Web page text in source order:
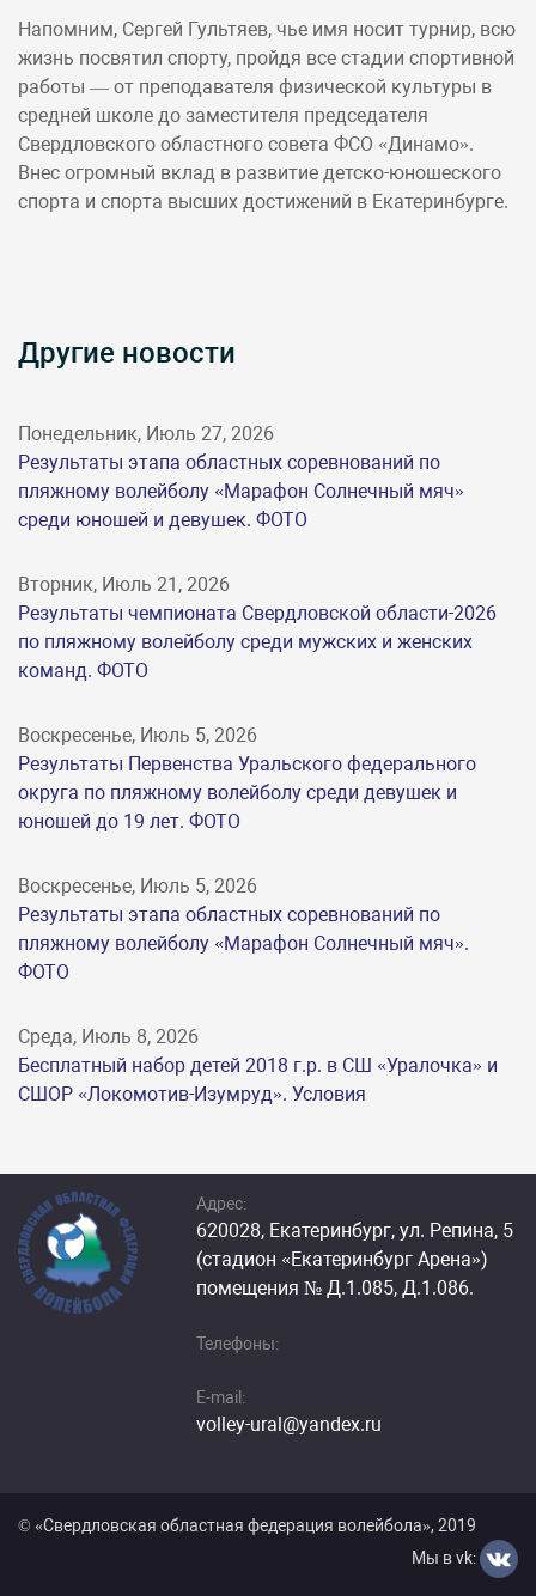
Напомним, Сергей Гультяев, чье имя носит турнир, всю
жизнь посвятил спорту, пройдя все стадии спортивной
работы — от преподавателя физической культуры в
средней школе до заместителя председателя
Свердловского областного совета ФСО «Динамо».
Внес огромный вклад в развитие детско-юношеского
спорта и спорта высших достижений в Екатеринбурге.
Другие новости
Понедельник, Июль 27, 2026
Результаты этапа областных соревнований по
пляжному волейболу «Марафон Солнечный мяч»
среди юношей и девушек. ФОТО
Вторник, Июль 21, 2026
Результаты чемпионата Свердловской области-2026
по пляжному волейболу среди мужских и женских
команд. ФОТО
Воскресенье, Июль 5, 2026
Результаты Первенства Уральского федерального
округа по пляжному волейболу среди девушек и
юношей до 19 лет. ФОТО
Воскресенье, Июль 5, 2026
Результаты этапа областных соревнований по
пляжному волейболу «Марафон Солнечный мяч».
ФОТО
Среда, Июль 8, 2026
Бесплатный набор детей 2018 г.р. в СШ «Уралочка» и
СШОР «Локомотив-Изумруд». Условия
Адрес:
620028, Екатеринбург, ул. Репина, 5
(стадион «Екатеринбург Арена»)
помещения № Д.1.085, Д.1.086.
Телефоны:
E-mail:
volley-ural@yandex.ru
© «Cвердловская областная федерация волейбола», 2019
Мы в vk: